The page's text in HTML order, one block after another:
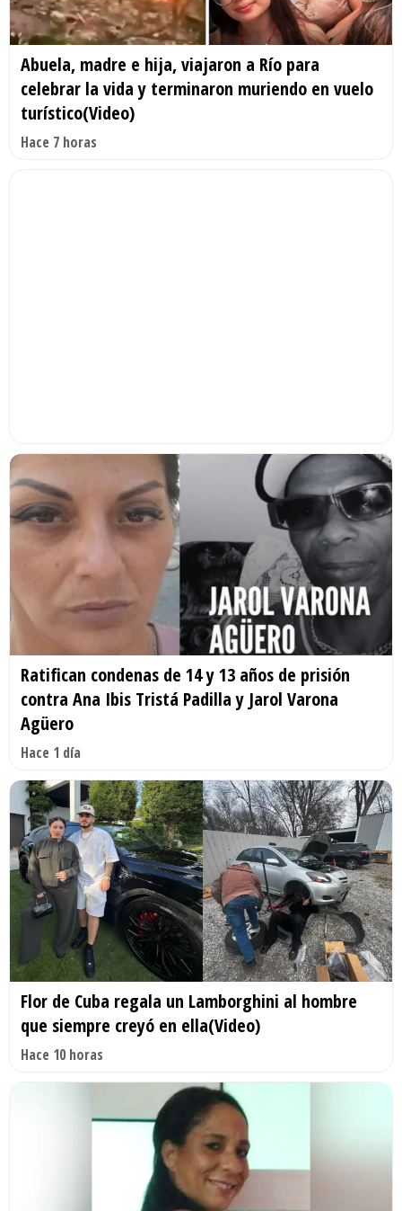
Abuela, madre e hija, viajaron a Río para
celebrar la vida y terminaron muriendo en vuelo
turístico(Video)
Hace 7 horas
Ratifican condenas de 14 y 13 años de prisión
contra Ana Ibis Tristá Padilla y Jarol Varona
Agüero
Hace 1 día
Flor de Cuba regala un Lamborghini al hombre
que siempre creyó en ella(Video)
Hace 10 horas